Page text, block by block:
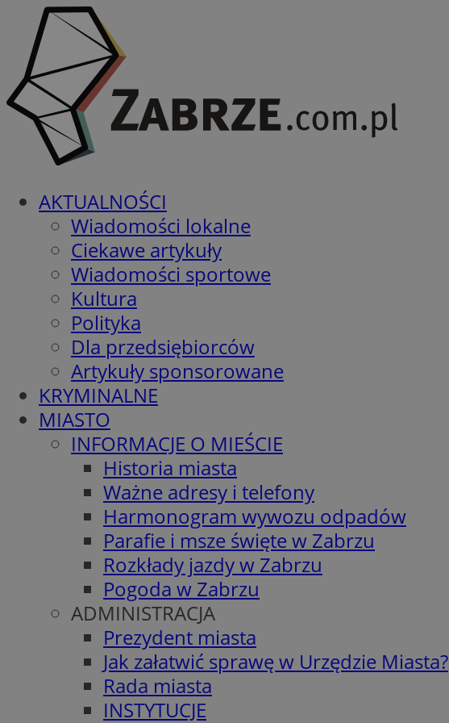
AKTUALNOŚCI
Wiadomości lokalne
Ciekawe artykuły
Wiadomości sportowe
Kultura
Polityka
Dla przedsiębiorców
Artykuły sponsorowane
KRYMINALNE
MIASTO
INFORMACJE O MIEŚCIE
Historia miasta
Ważne adresy i telefony
Harmonogram wywozu odpadów
Parafie i msze święte w Zabrzu
Rozkłady jazdy w Zabrzu
Pogoda w Zabrzu
ADMINISTRACJA
Prezydent miasta
Jak załatwić sprawę w Urzędzie Miasta?
Rada miasta
INSTYTUCJE